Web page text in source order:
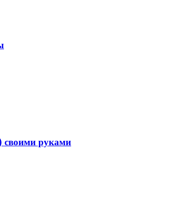
своими руками